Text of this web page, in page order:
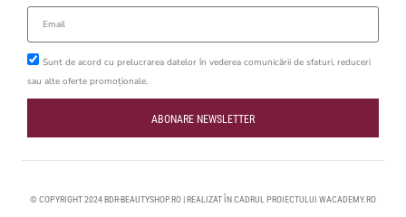
Sunt de acord cu prelucrarea datelor în vederea comunicării de sfaturi, reduceri
sau alte oferte promoționale.
ABONARE NEWSLETTER
© COPYRIGHT 2024 BDR-BEAUTYSHOP.RO | REALIZAT ÎN CADRUL PROIECTULUI WACADEMY.RO